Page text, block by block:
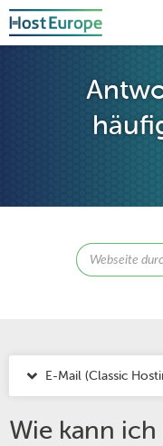
E-Mail (Classic
Wie kann